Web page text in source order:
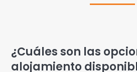
¿Cuáles son las
alojamiento